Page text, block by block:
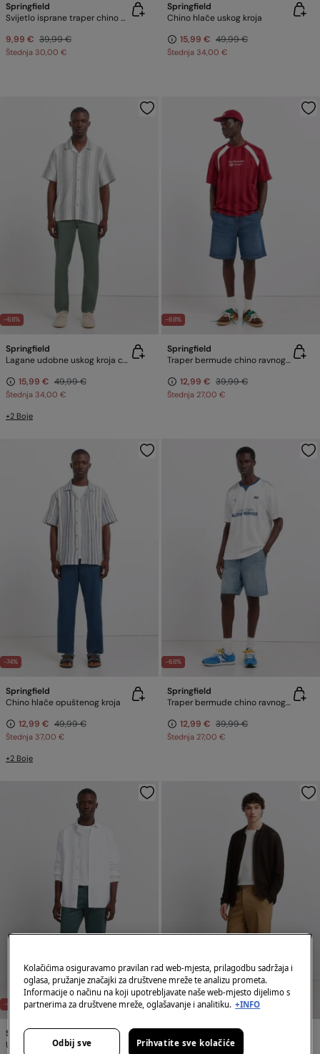
Springfield
Svijetlo isprane traper chino hlače
9,99 € 39,99 €
Štednja 30,00 €
Springfield
Chino hlače uskog kroja
15,99 € 49,99 €
Štednja 34,00 €
-68%
Springfield
Lagane udobne uskog kroja chino hlače
15,99 € 49,99 €
Štednja 34,00 €
+2 Boje
-68%
Springfield
Traper bermude chino ravnog kroja
12,99 € 39,99 €
Štednja 27,00 €
-74%
Springfield
Chino hlače opuštenog kroja
12,99 € 49,99 €
Štednja 37,00 €
+2 Boje
-68%
Springfield
Traper bermude chino ravnog kroja
12,99 € 39,99 €
Štednja 27,00 €
-68%
Springfield
Uskog kroja chino hlače
-68%
Kolačićima osiguravamo pravilan rad web-mjesta, prilagodbu sadržaja i
oglasa, pružanje značajki za društvene mreže te analizu prometa.
Informacije o načinu na koji upotrebljavate naše web-mjesto dijelimo s
partnerima za društvene mreže, oglašavanje i analitiku. +INFO
Odbij sve Prihvatite sve kolačiće